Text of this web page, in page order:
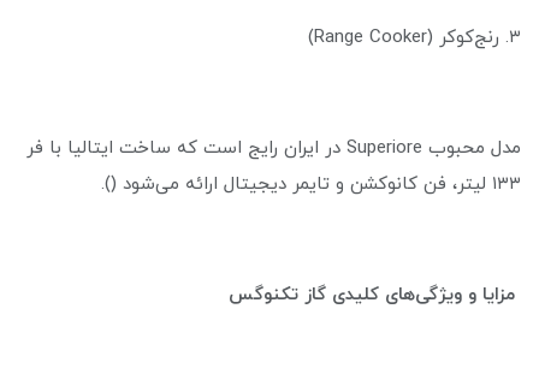
۳. رنج‌کوکر (Range Cooker)
مدل محبوب Superiore در ایران رایج است که ساخت ایتالیا با فر
۱۳۳ لیتر، فن کانوکشن و تایمر دیجیتال ارائه می‌شود ().
مزایا و ویژگی‌های کلیدی گاز تکنوگس